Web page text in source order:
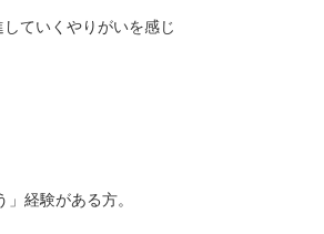
ていくやりがいを感じ
経験がある方。